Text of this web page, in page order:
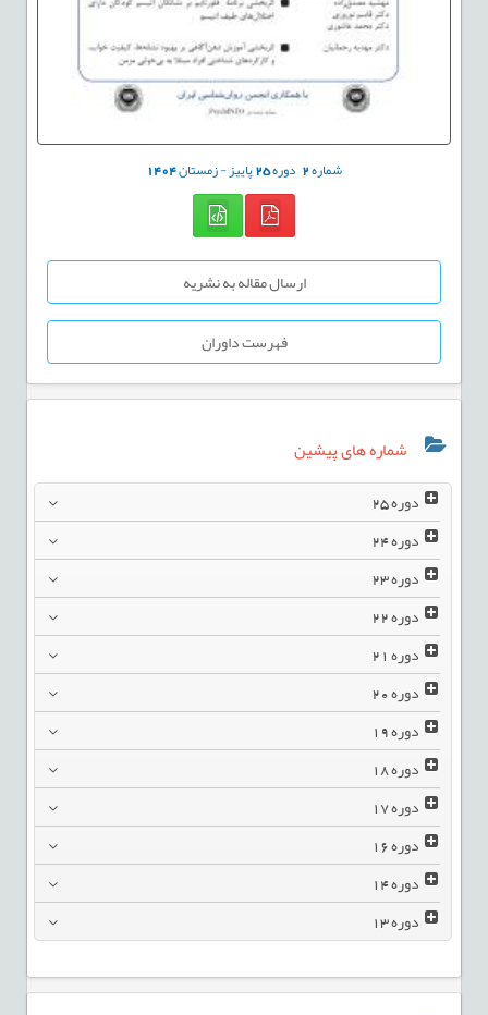
شماره2 دوره25پاییز - زمستان1404
ارسال مقاله به نشریه
فهرست داوران
شماره های پیشین
دوره25
دوره24
دوره23
دوره22
دوره21
دوره20
دوره19
دوره18
دوره17
دوره16
دوره14
دوره13